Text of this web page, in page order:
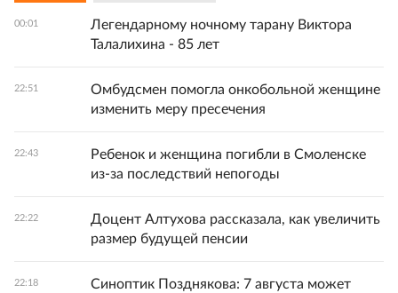
00:01
Легендарному ночному тарану Виктора
Талалихина - 85 лет
22:51
Омбудсмен помогла онкобольной женщине
изменить меру пресечения
22:43
Ребенок и женщина погибли в Смоленске
из-за последствий непогоды
22:22
Доцент Алтухова рассказала, как увеличить
размер будущей пенсии
22:18
Синоптик Позднякова: 7 августа может